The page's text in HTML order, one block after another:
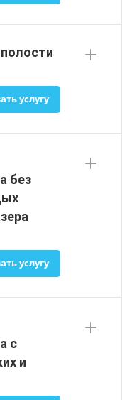
услугу
без
услугу
с
и